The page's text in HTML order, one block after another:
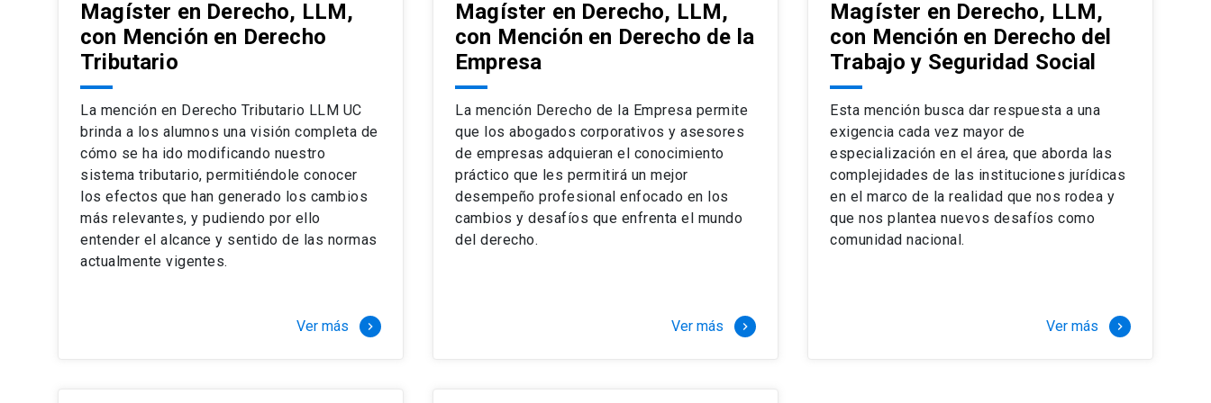
Magíster en Derecho, LLM,
con Mención en Derecho
Tributario
La mención en Derecho Tributario LLM UC
brinda a los alumnos una visión completa de
cómo se ha ido modificando nuestro
sistema tributario, permitiéndole conocer
los efectos que han generado los cambios
más relevantes, y pudiendo por ello
entender el alcance y sentido de las normas
actualmente vigentes.
Ver más keyboard_arrow_right
Magíster en Derecho, LLM,
con Mención en Derecho de la
Empresa
La mención Derecho de la Empresa permite
que los abogados corporativos y asesores
de empresas adquieran el conocimiento
práctico que les permitirá un mejor
desempeño profesional enfocado en los
cambios y desafíos que enfrenta el mundo
del derecho.
Ver más keyboard_arrow_right
Magíster en Derecho, LLM,
con Mención en Derecho del
Trabajo y Seguridad Social
Esta mención busca dar respuesta a una
exigencia cada vez mayor de
especialización en el área, que aborda las
complejidades de las instituciones jurídicas
en el marco de la realidad que nos rodea y
que nos plantea nuevos desafíos como
comunidad nacional.
Ver más keyboard_arrow_right